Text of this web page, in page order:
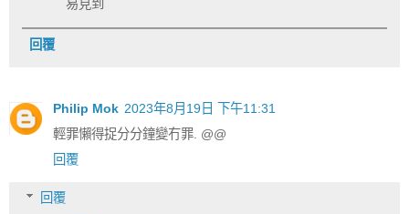
易見到
回覆
Philip Mok 2023年8月19日 下午11:31
輕罪懶得捉分分鐘變冇罪. @@
回覆
回覆